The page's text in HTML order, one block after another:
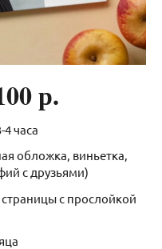
р.
часа
обложка, виньетка,
с друзьями)
с прослойкой